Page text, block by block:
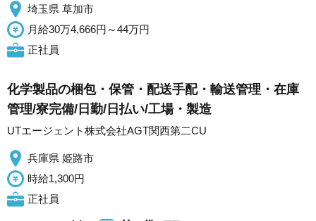
埼玉県 草加市
月給30万4,666円～44万円
正社員
化学製品の梱包・保管・配送手配・輸送管理・在庫
管理/寮完備/日勤/日払い/工場・製造
UTエージェント株式会社AGT関西第二CU
兵庫県 姫路市
時給1,300円
正社員